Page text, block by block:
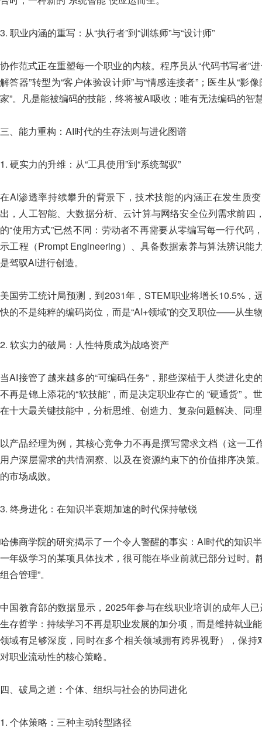
3. 职业内涵的重写：从“执行者”到“训练师”与“设计师”
协作范式正在重塑每一个职业的内核。程序员从“代码书写者”
解答器”转型为“客户体验设计师”与“情感连接者”；医生从“影
家”。凡是能被编码的技能，终将被AI吸收；唯有无法编码的智
三、能力重构：AI时代的生存法则与进化图谱
1. 硬实力的升维：从“工具使用”到“系统驾驭”
在AI渗透率持续攀升的背景下，技术技能的内涵正在发生质
出，人工智能、大数据分析、云计算与网络安全位列需求前
的“使用方式”已然不同：劳动者不再需要从零编写每一行代
示工程（Prompt Engineering）、具备数据素养与算法辨识能
是驾驭AI进行创造。
美国劳工统计局预测，到2031年，STEM职业将增长10.5%，
快的不是纯粹的编码岗位，而是“AI+领域”的交叉职位——从生
2. 软实力的破局：人性特质成为战略资产
当AI接管了越来越多的“可编码任务”，那些深植于人类进
不再是锦上添花的“软技能”，而是决定职业存亡的 “硬通货”
在十大最关键技能中，分析思维、创造力、复杂问题解决、同
以产品经理为例，其核心竞争力不再是撰写需求文档（这一
用户深层需求的共情洞察、以及在资源约束下的价值排序决
的市场成败。
3. 终身进化：在知识半衰期加速的时代保持敏锐
哈佛商学院的研究揭示了一个令人警醒的事实：AI时代的知识
一年级学习的某项具体技术，很可能在毕业前就已部分过时。
组合管理”。
中国教育部的数据显示，2025年参与在线职业培训的成年人
生存哲学：持续学习不再是职业发展的加分项，而是维持就业
领域有足够深度，同时在多个相关领域拥有跨界视野），保持
对职业流动性的核心策略。
四、破局之道：个体、组织与社会的协同进化
1. 个体策略：三种主动转型路径